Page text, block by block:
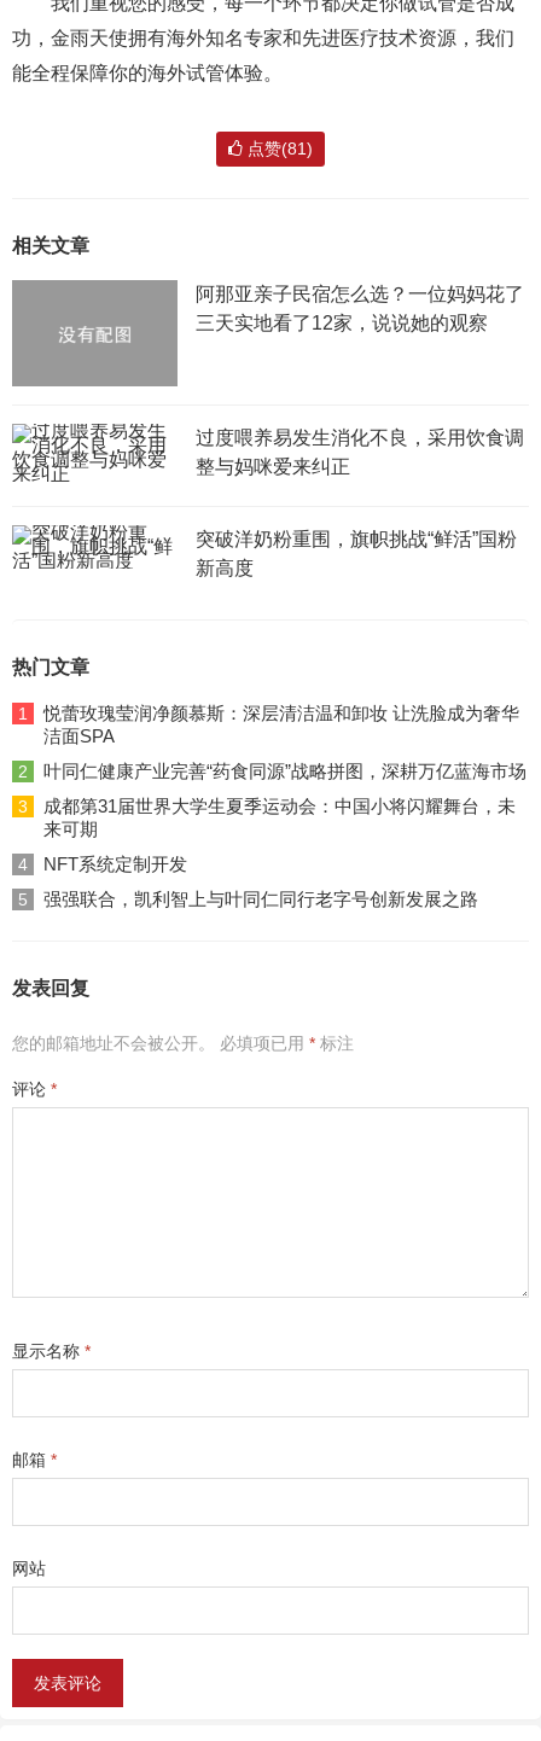
功，金雨天使拥有海外知名专家和先进医疗技术资源，我们
能全程保障你的海外试管体验。
点赞(81)
相关文章
阿那亚亲子民宿怎么选？一位妈妈花了
三天实地看了12家，说说她的观察
过度喂养易发生消化不良，采用饮食调
整与妈咪爱来纠正
突破洋奶粉重围，旗帜挑战“鲜活”国粉
新高度
热门文章
1
悦蕾玫瑰莹润净颜慕斯：深层清洁温和卸妆 让洗脸成为奢华
洁面SPA
2 叶同仁健康产业完善“药食同源”战略拼图，深耕万亿蓝海市场
3
成都第31届世界大学生夏季运动会：中国小将闪耀舞台，未
来可期
4 NFT系统定制开发
5 强强联合，凯利智上与叶同仁同行老字号创新发展之路
发表回复
您的邮箱地址不会被公开。 必填项已用 * 标注
评论 *
显示名称 *
邮箱 *
网站